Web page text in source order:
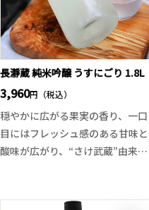
さけ武蔵ならではの旨味がしっか
りと感じられます。
そして口にして思うのはコストパ
フォーマンスの良さ！しずく採り
は加圧せずに吊り下げた重力によ
って滴り落ちる部分のみで搾る大
変手間はかかる方法。その分雑味
の少ないエレガントな酒質となり
ます。この価格でこの酒質、長瀞
長瀞蔵 純米吟醸 うすにごり 1.8L
3,960円（税込）
穏やかに広がる果実の香り、一口
目にはフレッシュ感のある甘味と
酸味が広がり、“さけ武蔵”由来の
ッシュな味わいを楽しめます。瓶